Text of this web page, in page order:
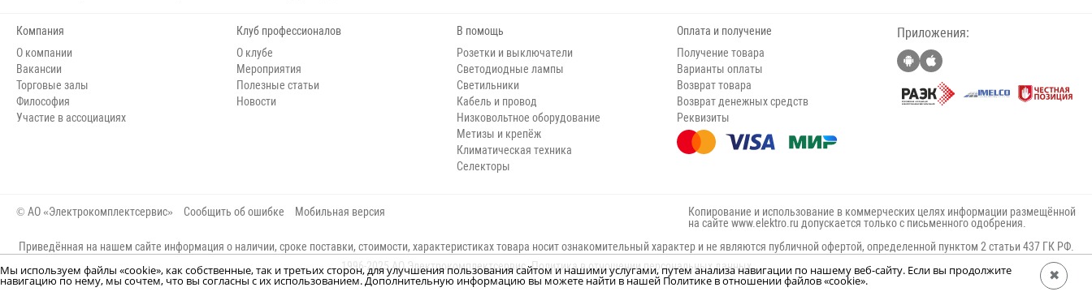
Мы используем файлы «cookie», как собственные, так и третьих сторон, для улучшения пользования сайтом и нашими услугами, путем анализа навигации по нашему веб-сайту. Если вы продолжите
навигацию по нему, мы сочтем, что вы согласны с их использованием. Дополнительную информацию вы можете найти в нашей Политике в отношении файлов «cookie». ✖
Компания
О компании
Вакансии
Торговые залы
Философия
Участие в ассоциациях
Клуб профессионалов
О клубе
Мероприятия
Полезные статьи
Новости
В помощь
Розетки и выключатели
Светодиодные лампы
Светильники
Кабель и провод
Низковольтное оборудование
Метизы и крепёж
Климатическая техника
Селекторы
Оплата и получение
Получение товара
Варианты оплаты
Возврат товара
Возврат денежных средств
Реквизиты
Приложения:
© АО «Электрокомплектсервис» Сообщить об ошибке Мобильная версия
Копирование и использование в коммерческих целях информации размещённой
на сайте www.elektro.ru допускается только с письменного одобрения.
Приведённая на нашем сайте информация о наличии, сроке поставки, стоимости, характеристиках товара носит ознакомительный характер и не являются публичной офертой, определенной пунктом 2 статьи 437 ГК РФ.
1996-2025 АО Электрокомплектсервис.Политика в отношении персональных данных